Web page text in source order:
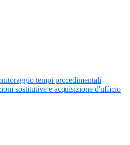
tempi procedimentali
sostitutive e acquisizione d'ufficio